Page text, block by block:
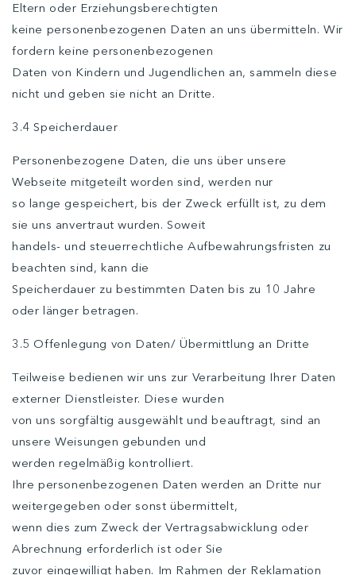
Eltern oder Erziehungsberechtigten
keine personenbezogenen Daten an uns übermitteln. Wir
fordern keine personenbezogenen
Daten von Kindern und Jugendlichen an, sammeln diese
nicht und geben sie nicht an Dritte.
3.4 Speicherdauer
Personenbezogene Daten, die uns über unsere
Webseite mitgeteilt worden sind, werden nur
so lange gespeichert, bis der Zweck erfüllt ist, zu dem
sie uns anvertraut wurden. Soweit
handels- und steuerrechtliche Aufbewahrungsfristen zu
beachten sind, kann die
Speicherdauer zu bestimmten Daten bis zu 10 Jahre
oder länger betragen.
3.5 Offenlegung von Daten/ Übermittlung an Dritte
Teilweise bedienen wir uns zur Verarbeitung Ihrer Daten
externer Dienstleister. Diese wurden
von uns sorgfältig ausgewählt und beauftragt, sind an
unsere Weisungen gebunden und
werden regelmäßig kontrolliert.
Ihre personenbezogenen Daten werden an Dritte nur
weitergegeben oder sonst übermittelt,
wenn dies zum Zweck der Vertragsabwicklung oder
Abrechnung erforderlich ist oder Sie
zuvor eingewilligt haben. Im Rahmen der Reklamation